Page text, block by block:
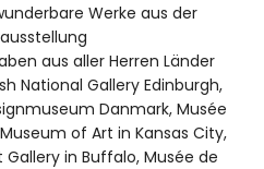
Werke aus der
aus aller Herren Länder
National Gallery Edinburgh,
Danmark, Musée
of Art in Kansas City,
in Buffalo, Musée de